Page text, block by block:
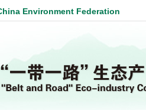
Environment Federation